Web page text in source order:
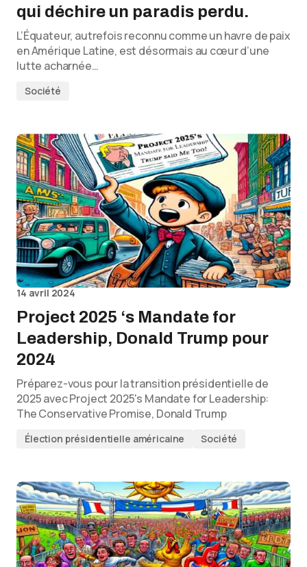
qui déchire un paradis perdu.
L’Équateur, autrefois reconnu comme un havre de paix
en Amérique Latine, est désormais au cœur d’une
lutte acharnée…
Société
14 avril 2024
Project 2025 ‘s Mandate for
Leadership, Donald Trump pour
2024
Préparez-vous pour la transition présidentielle de
2025 avec Project 2025's Mandate for Leadership:
The Conservative Promise, Donald Trump
Élection présidentielle américaine Société